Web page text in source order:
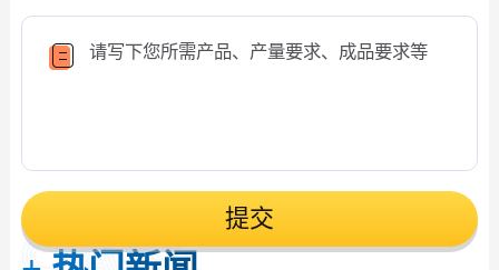
提交